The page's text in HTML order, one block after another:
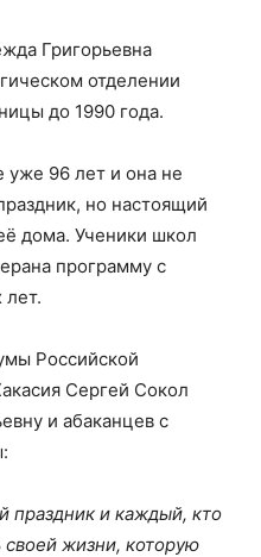
Григорьевна
отделении
до 1990 года.
уже 96 лет и она не
но настоящий
дома. Ученики школ
программу с
Российской
Сергей Сокол
и абаканцев с
праздник и каждый, кто
своей жизни, которую